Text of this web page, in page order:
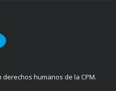
humanos de la CPM.